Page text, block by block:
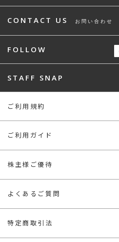
CONTACT US お問い合わせ
FOLLOW
STAFF SNAP
ご利用規約
ご利用ガイド
株主様ご優待
よくあるご質問
特定商取引法